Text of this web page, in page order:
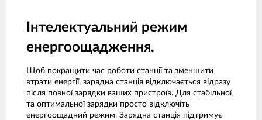
Інтелектуальний режим
енергоощадження.
Щоб покращити час роботи станції та зменшити
втрати енергії, зарядна станція відключається відразу
після повної зарядки ваших пристроїв. Для стабільної
та оптимальної зарядки просто відключіть
енергоощадний режим. Зарядна станція підтримує